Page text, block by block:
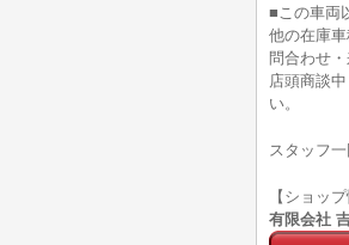
■この車両
他の在庫
問合わせ
店頭商談
い。
スタッフ
【ショッ
有限会社